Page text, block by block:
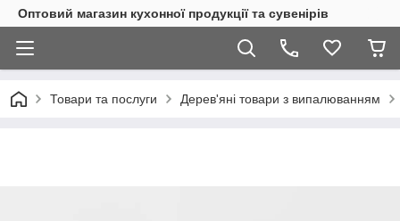
Оптовий магазин кухонної продукції та сувенірів
Товари та послуги Дерев'яні товари з випалюванням